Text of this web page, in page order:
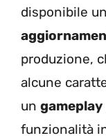
disponibile
produzione,
alcune
un gameplay
funzionalità